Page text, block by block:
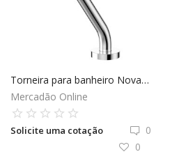
Torneira para banheiro Nova Lóggica - Docol
Mercadão Online
Solicite uma cotação
0
0